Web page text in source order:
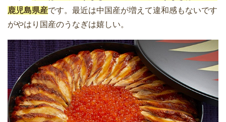
鹿児島県産です。最近は中国産が増えて違和感もないです
がやはり国産のうなぎは嬉しい。